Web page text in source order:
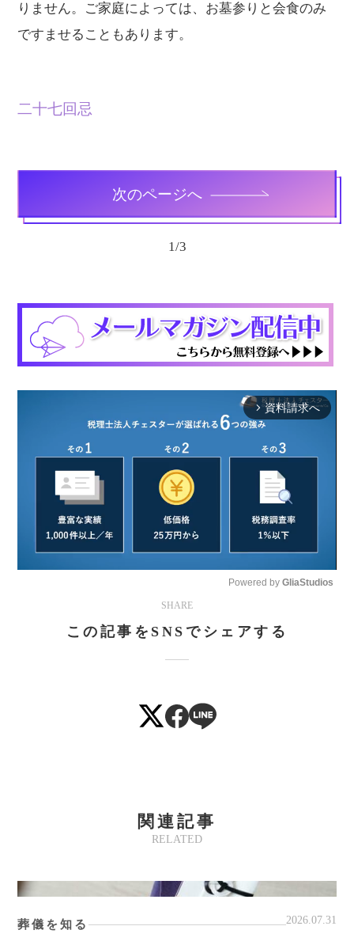
りません。ご家庭によっては、お墓参りと会食のみ
ですませることもあります。
二十七回忌
次のページへ
1/3
arrow_forward_ios 資料請求へ
Powered by GliaStudios
SHARE
この記事をSNSでシェアする
RELATED
関連記事
葬儀を知る 2026.07.31